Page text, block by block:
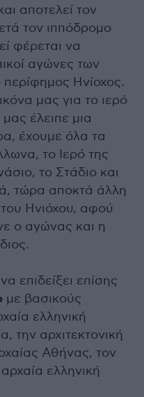
αποτελεί τον
τον ιππόδρομο
φέρεται να
αγώνες των
Ηνίοχος.
μας για το ιερό
έλειπε μια
έχουμε όλα τα
το Ιερό της
το Στάδιο και
τώρα αποκτά άλλη
Ηνιόχου, αφού
ο αγώνας και η
επιδείξει επίσης
με βασικούς
ελληνική
την αρχιτεκτονική
Αθήνας, τον
ελληνική